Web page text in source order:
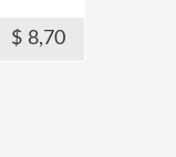
8,70